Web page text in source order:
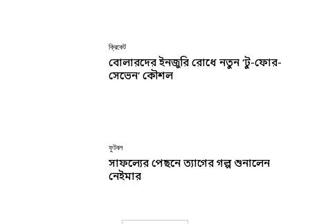
ক্রিকেট
বোলারদের ইনজুরি রোধে নতুন ‘টু-ফোর-
সেভেন’ কৌশল
ফুটবল
সাফল্যের পেছনে ত্যাগের গল্প শুনালেন
নেইমার